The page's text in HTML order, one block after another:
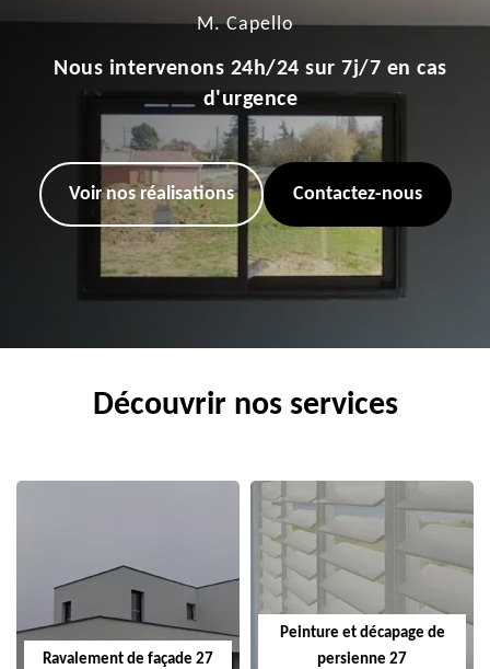
M. Capello
Nous intervenons 24h/24 sur 7j/7 en cas
d'urgence
Voir nos réalisations Contactez-nous
Découvrir nos services
Ravalement de façade 27
Peinture et décapage de
persienne 27